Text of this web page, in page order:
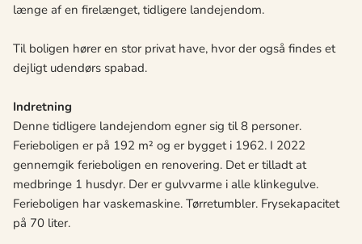
længe af en firelænget, tidligere landejendom.
Til boligen hører en stor privat have, hvor der også findes et
dejligt udendørs spabad.
Indretning
Denne tidligere landejendom egner sig til 8 personer.
Ferieboligen er på 192 m² og er bygget i 1962. I 2022
gennemgik ferieboligen en renovering. Det er tilladt at
medbringe 1 husdyr. Der er gulvvarme i alle klinkegulve.
Ferieboligen har vaskemaskine. Tørretumbler. Frysekapacitet
på 70 liter.